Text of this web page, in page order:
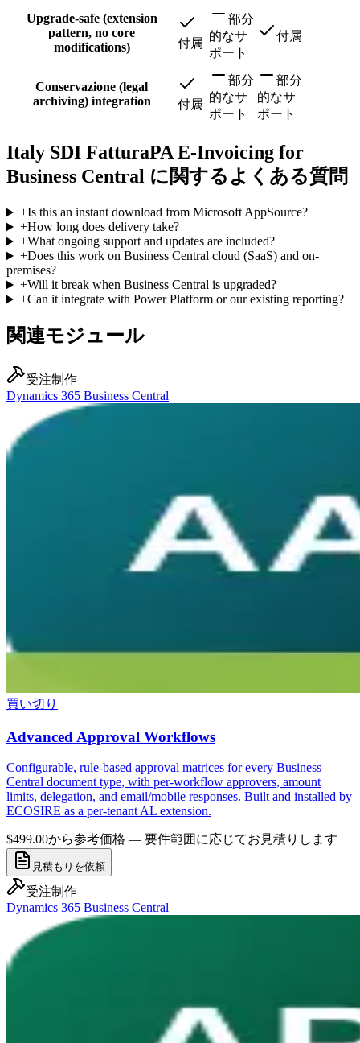
Upgrade-safe (extension
pattern, no core
modifications)
付属
部分
的なサ
ポート
付属
Conservazione (legal
archiving) integration
付属
部分
的なサ
ポート
部分
的なサ
ポート
Italy SDI FatturaPA E-Invoicing for
Business Central に関するよくある質問
+Is this an instant download from Microsoft AppSource?
+How long does delivery take?
+What ongoing support and updates are included?
+Does this work on Business Central cloud (SaaS) and on-
premises?
+Will it break when Business Central is upgraded?
+Can it integrate with Power Platform or our existing reporting?
関連モジュール
受注制作
Dynamics 365 Business Central
買い切り
Advanced Approval Workflows
Configurable, rule-based approval matrices for every Business
Central document type, with per-workflow approvers, amount
limits, delegation, and email/mobile responses. Built and installed by
ECOSIRE as a per-tenant AL extension.
$499.00から参考価格 — 要件範囲に応じてお見積りします
見積もりを依頼
受注制作
Dynamics 365 Business Central